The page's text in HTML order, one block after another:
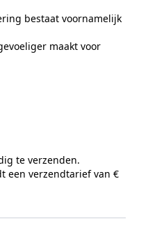
bestaat voornamelijk
maakt voor
te verzenden.
een verzendtarief van €